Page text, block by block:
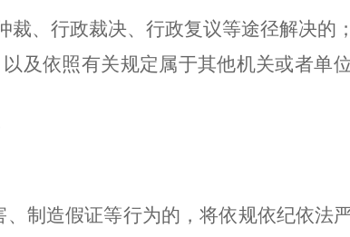
、行政裁决、行政复议等途径解决的；
及依照有关规定属于其他机关或者单
制造假证等行为的，将依规依纪依法